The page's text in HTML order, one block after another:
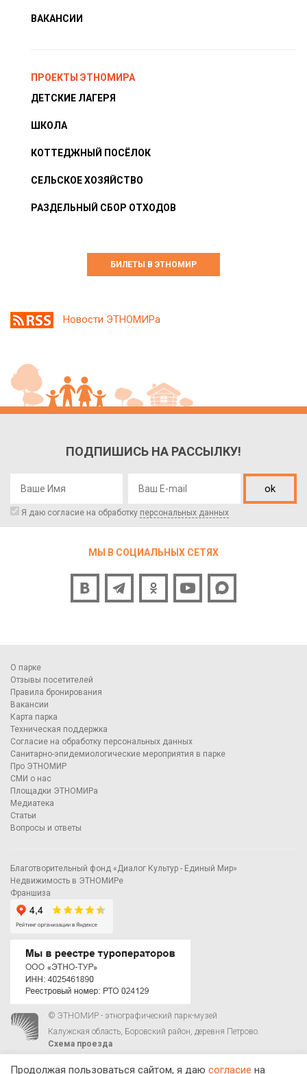
ВАКАНСИИ
ПРОЕКТЫ ЭТНОМИРА
ДЕТСКИЕ ЛАГЕРЯ
ШКОЛА
КОТТЕДЖНЫЙ ПОСЁЛОК
СЕЛЬСКОЕ ХОЗЯЙСТВО
РАЗДЕЛЬНЫЙ СБОР ОТХОДОВ
БИЛЕТЫ В ЭТНОМИР
Новости ЭТНОМИРа
ПОДПИШИСЬ НА РАССЫЛКУ!
ok
Я даю согласие на обработку персональных данных
МЫ В СОЦИАЛЬНЫХ СЕТЯХ
О парке
Отзывы посетителей
Правила бронирования
Вакансии
Карта парка
Техническая поддержка
Согласие на обработку персональных данных
Санитарно-эпидемиологические мероприятия в парке
Про ЭТНОМИР
СМИ о нас
Площадки ЭТНОМИРа
Медиатека
Статьи
Вопросы и ответы
Благотворительный фонд «Диалог Культур - Единый Мир»
Недвижимость в ЭТНОМИРе
Франшиза
© ЭТНОМИР - этнографический парк-музей
Калужская область, Боровский район, деревня Петрово.
Схема проезда
Продолжая пользоваться сайтом, я даю согласие на